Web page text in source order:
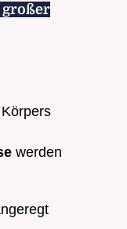
großer
werden